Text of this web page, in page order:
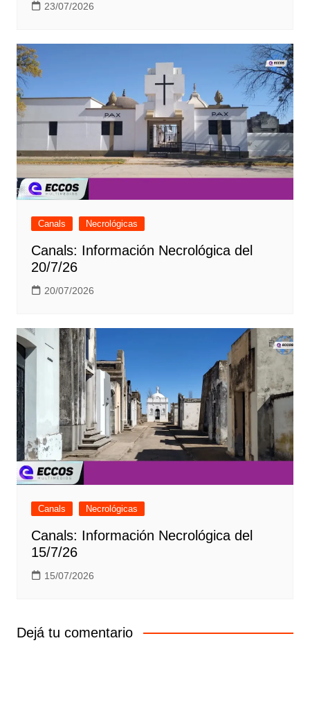
23/07/2026
Canals Necrológicas
Canals: Información Necrológica del
20/7/26
20/07/2026
Canals Necrológicas
Canals: Información Necrológica del
15/7/26
15/07/2026
Dejá tu comentario